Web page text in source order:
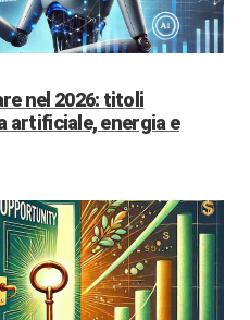
nel 2026: titoli
energia e